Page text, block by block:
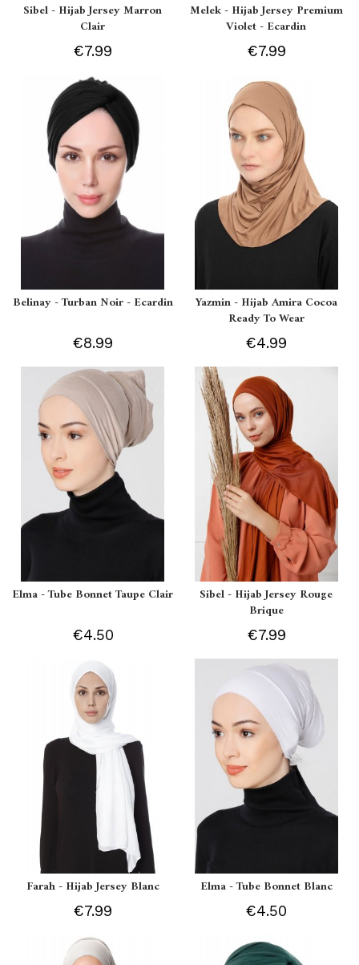
Sibel - Hijab Jersey Marron
Clair
€7.99
Melek - Hijab Jersey Premium
Violet - Ecardin
€7.99
Belinay - Turban Noir - Ecardin
€8.99
Yazmin - Hijab Amira Cocoa
Ready To Wear
€4.99
Elma - Tube Bonnet Taupe Clair
€4.50
Sibel - Hijab Jersey Rouge
Brique
€7.99
Farah - Hijab Jersey Blanc
€7.99
Elma - Tube Bonnet Blanc
€4.50